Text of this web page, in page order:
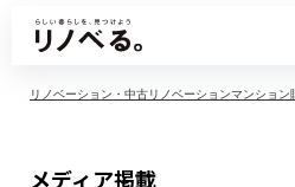
リノベーション・中古リノベーションマンション
メディア掲載